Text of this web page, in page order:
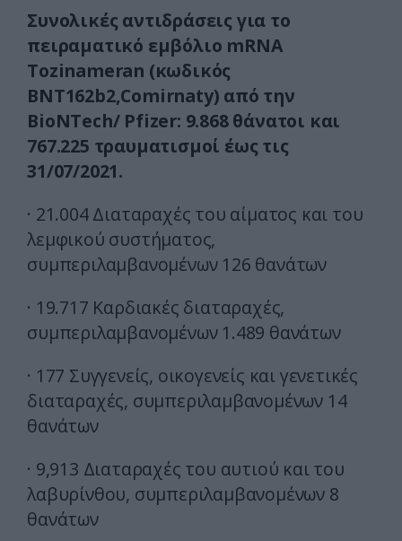
Συνολικές αντιδράσεις για το
πειραματικό εμβόλιο mRNA
Tozinameran (κωδικός
BNT162b2,Comirnaty) από την
BioNTech/ Pfizer: 9.868 θάνατοι και
767.225 τραυματισμοί έως τις
31/07/2021.
· 21.004 Διαταραχές του αίματος και του
λεμφικού συστήματος,
συμπεριλαμβανομένων 126 θανάτων
· 19.717 Καρδιακές διαταραχές,
συμπεριλαμβανομένων 1.489 θανάτων
· 177 Συγγενείς, οικογενείς και γενετικές
διαταραχές, συμπεριλαμβανομένων 14
θανάτων
· 9,913 Διαταραχές του αυτιού και του
λαβυρίνθου, συμπεριλαμβανομένων 8
θανάτων